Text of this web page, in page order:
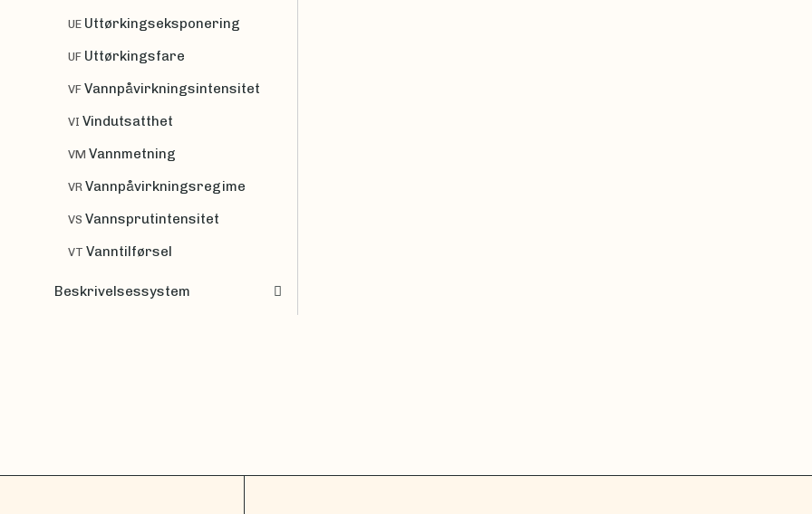
UE Uttørkingseksponering
UF Uttørkingsfare
VF Vannpåvirkningsintensitet
VI Vindutsatthet
VM Vannmetning
VR Vannpåvirkningsregime
VS Vannsprutintensitet
VT Vanntilførsel
Beskrivelsessystem